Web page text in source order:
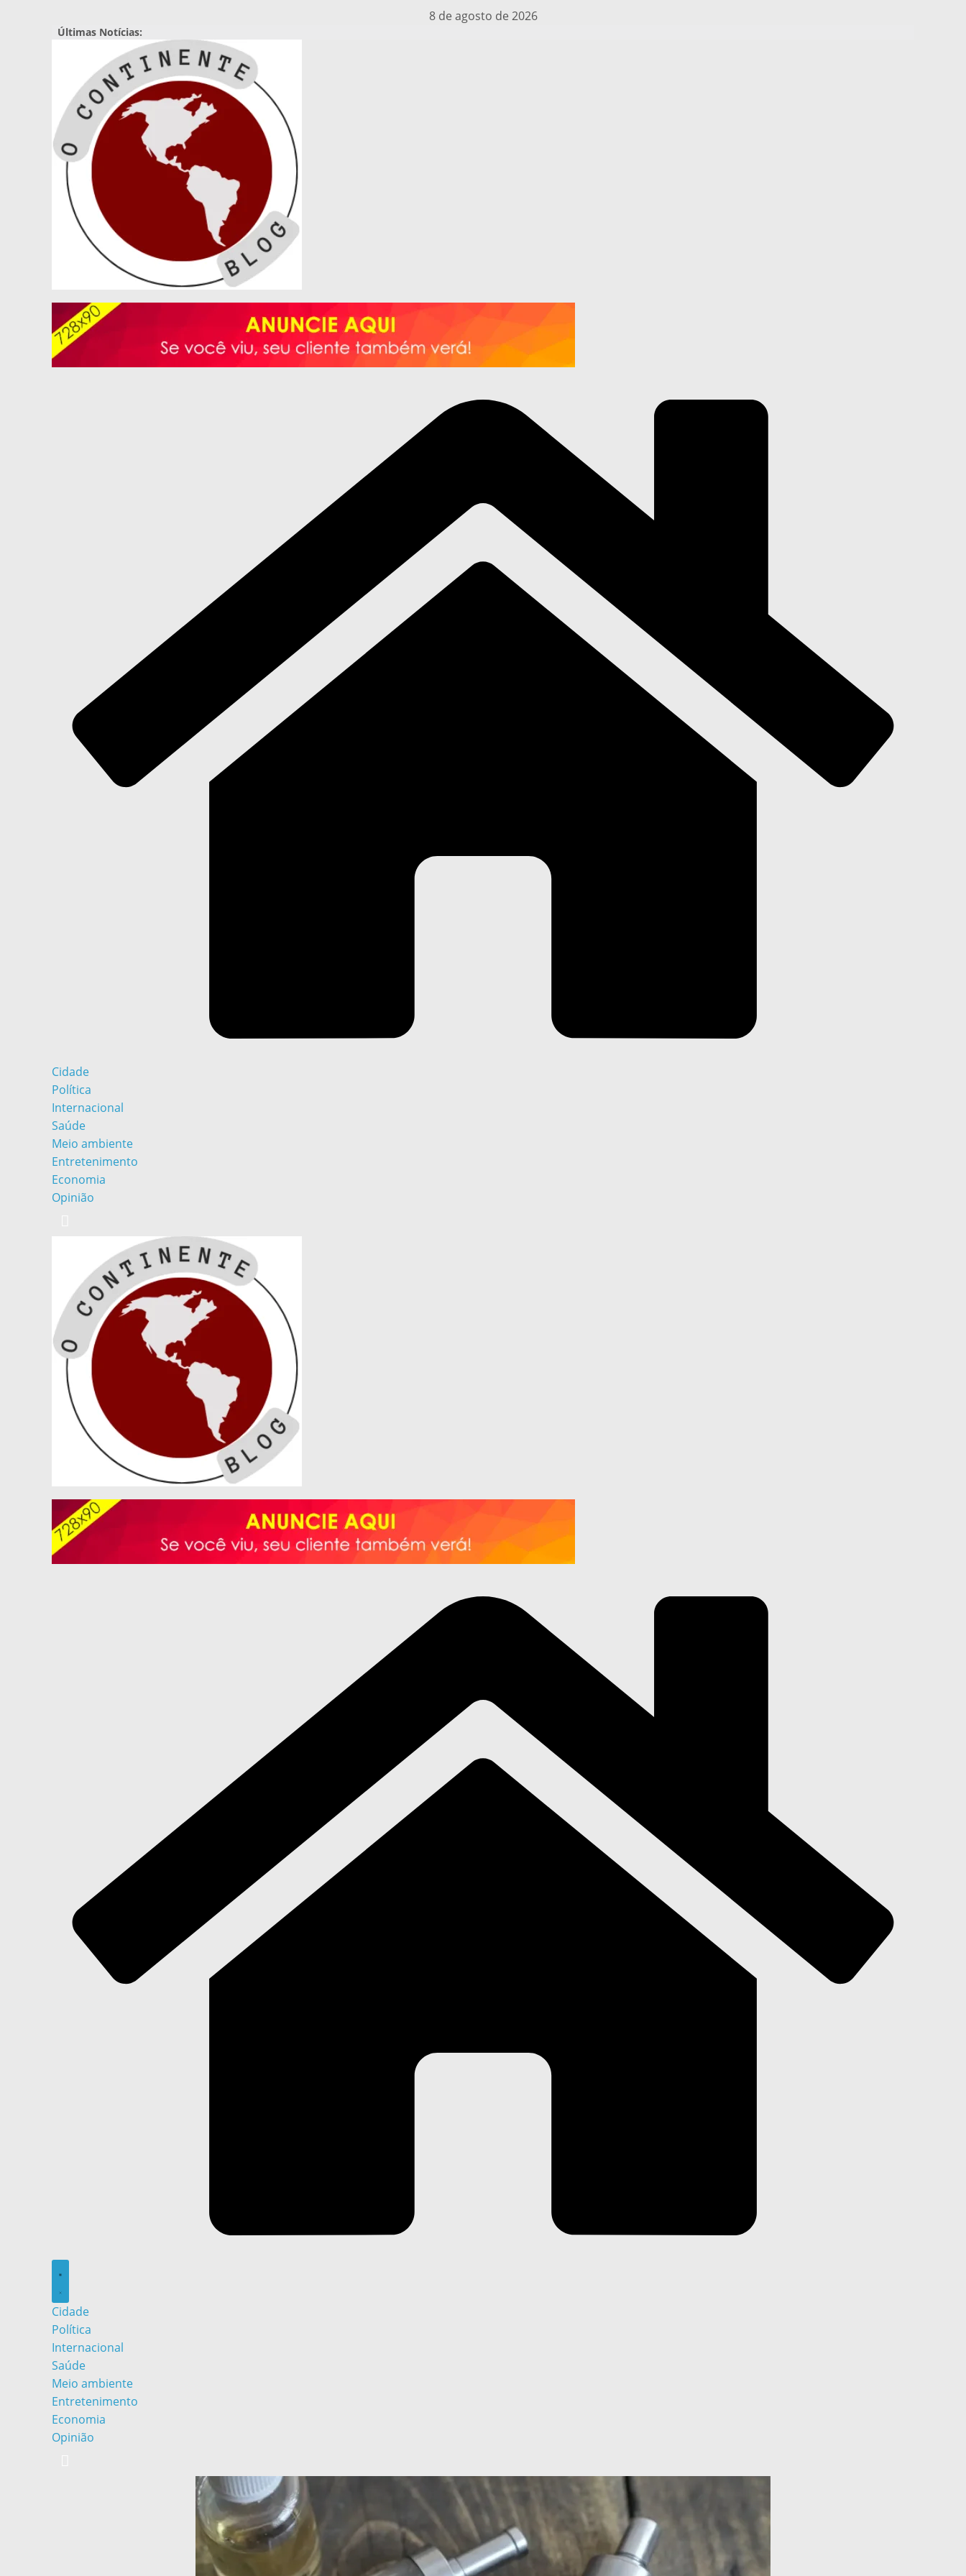
para
conteúdo
8 de agosto de 2026
Últimas Notícias:
Cidade
Política
Internacional
Saúde
Meio ambiente
Entretenimento
Economia
Opinião
Cidade
Política
Internacional
Saúde
Meio ambiente
Entretenimento
Economia
Opinião